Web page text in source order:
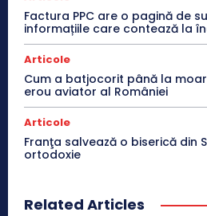
Factura PPC are o pagină de
informațiile care contează la
Articole
Cum a batjocorit până la
erou aviator al României
Articole
Franţa salvează o biserică din
ortodoxie
Related Articles